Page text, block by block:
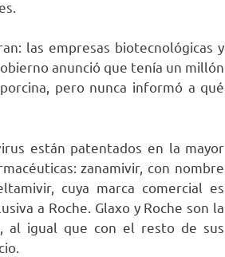
las empresas biotecnológicas y
anunció que tenía un millón
pero nunca informó a qué
están patentados en la mayor
zanamivir, con nombre
cuya marca comercial es
a Roche. Glaxo y Roche son la
al igual que con el resto de sus